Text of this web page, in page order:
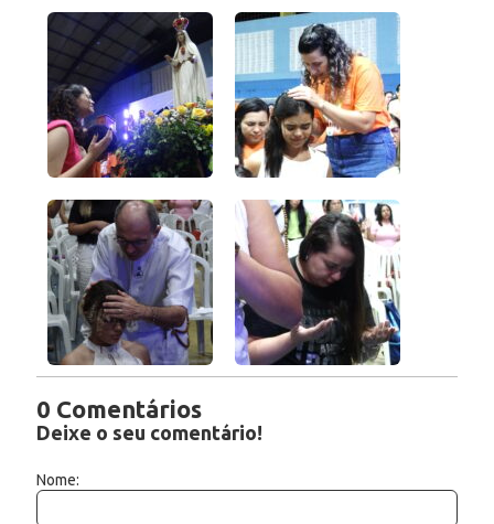
0 Comentários
Deixe o seu comentário!
Nome: